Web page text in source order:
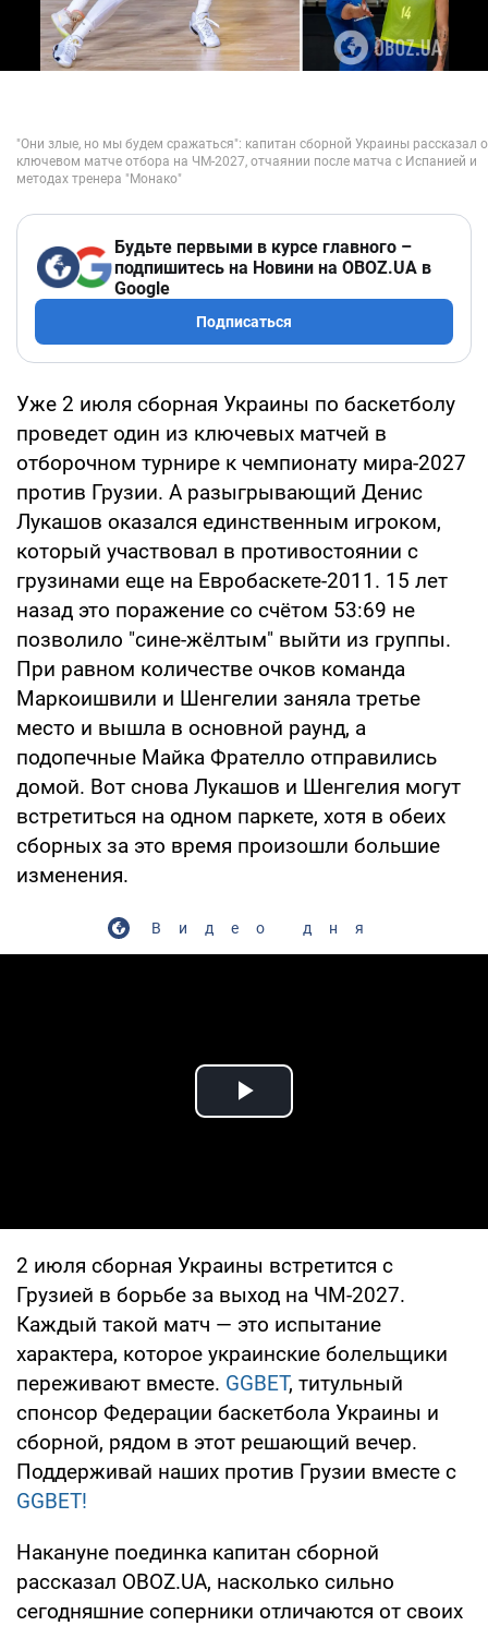
Будьте первыми в курсе главного –
подпишитесь на Новини на OBOZ.UA в
Google
Подписаться
Уже 2 июля сборная Украины по баскетболу
проведет один из ключевых матчей в
отборочном турнире к чемпионату мира-2027
против Грузии. А разыгрывающий Денис
Лукашов оказался единственным игроком,
который участвовал в противостоянии с
грузинами еще на Евробаскете-2011. 15 лет
назад это поражение со счётом 53:69 не
позволило "сине-жёлтым" выйти из группы.
При равном количестве очков команда
Маркоишвили и Шенгелии заняла третье
место и вышла в основной раунд, а
подопечные Майка Фрателло отправились
домой. Вот снова Лукашов и Шенгелия могут
встретиться на одном паркете, хотя в обеих
сборных за это время произошли большие
изменения.
Видео дня
Play Video
2 июля сборная Украины встретится с
Грузией в борьбе за выход на ЧМ-2027.
Каждый такой матч — это испытание
характера, которое украинские болельщики
переживают вместе. GGBET, титульный
спонсор Федерации баскетбола Украины и
сборной, рядом в этот решающий вечер.
Поддерживай наших против Грузии вместе с
GGBET!
Накануне поединка капитан сборной
рассказал OBOZ.UA, насколько сильно
сегодняшние соперники отличаются от своих